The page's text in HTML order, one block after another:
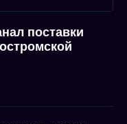
поставки